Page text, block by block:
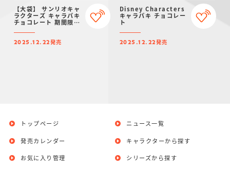
【大袋】 サンリオキャ
ラクターズ キャラパキ
チョコレート 期間限定
2025.12.22発売
Disney Characters
キャラパキ チョコレー
ト
2025.12.22発売
トップページ
発売カレンダー
お気に入り管理
ニュース一覧
キャラクターから探す
シリーズから探す